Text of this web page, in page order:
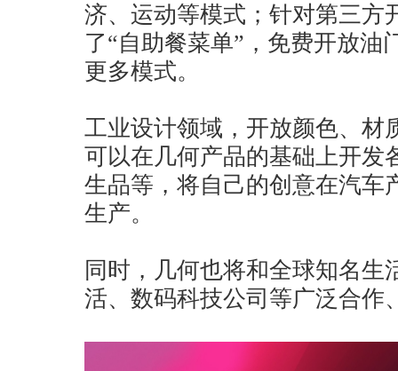
济、运动等模式；针对第三方
了“自助餐菜单”，免费开放油
更多模式。
工业设计领域，开放颜色、材
可以在几何产品的基础上开发
生品等，将自己的创意在汽车
生产。
同时，几何也将和全球知名生
活、数码科技公司等广泛合作